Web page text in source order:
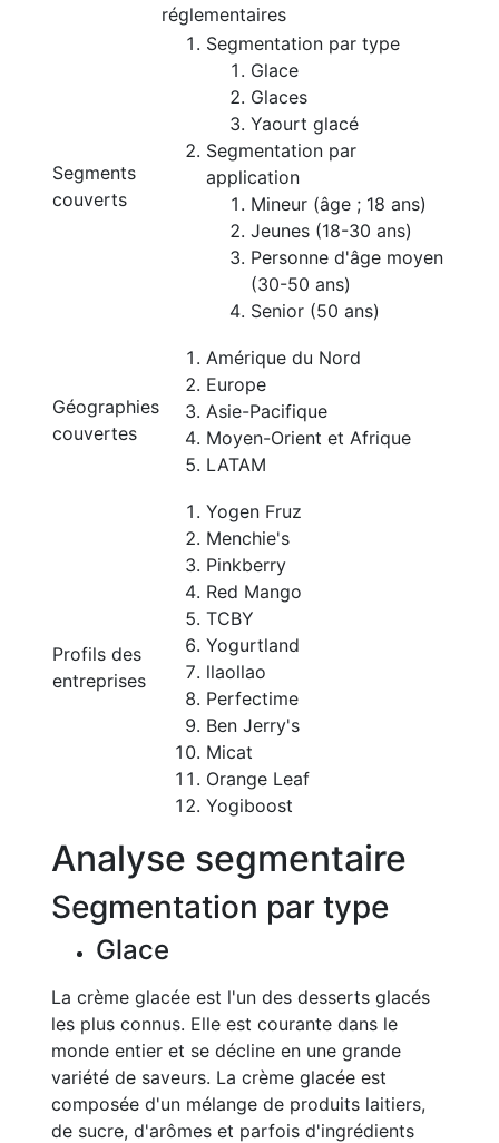
réglementaires
Segments
couverts
Segmentation par type
Glace
Glaces
Yaourt glacé
Segmentation par
application
Mineur (âge ; 18 ans)
Jeunes (18-30 ans)
Personne d'âge moyen
(30-50 ans)
Senior (50 ans)
Géographies
couvertes
Amérique du Nord
Europe
Asie-Pacifique
Moyen-Orient et Afrique
LATAM
Profils des
entreprises
Yogen Fruz
Menchie's
Pinkberry
Red Mango
TCBY
Yogurtland
llaollao
Perfectime
Ben Jerry's
Micat
Orange Leaf
Yogiboost
Analyse segmentaire
Segmentation par type
Glace
La crème glacée est l'un des desserts glacés
les plus connus. Elle est courante dans le
monde entier et se décline en une grande
variété de saveurs. La crème glacée est
composée d'un mélange de produits laitiers,
de sucre, d'arômes et parfois d'ingrédients